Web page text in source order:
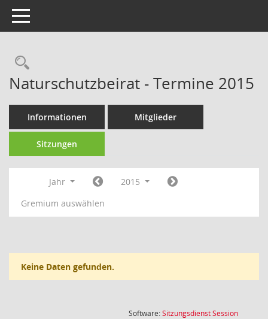
Toggle navigation
Rechercheauswahl
Naturschutzbeirat - Termine 2015
Informationen Mitglieder
Sitzungen
Jahr
2015
Gremium auswählen
Keine Daten gefunden.
Software:SitzungsdienstSession(Wird in